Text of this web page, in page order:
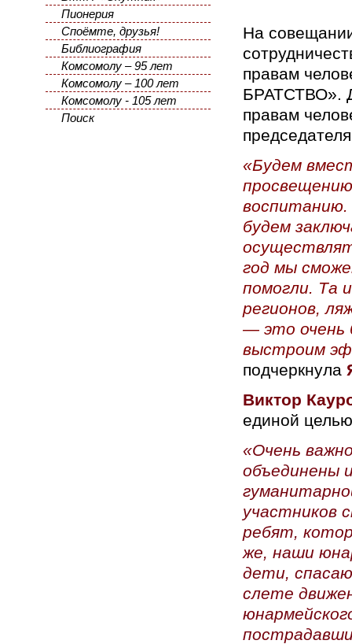
Пионерия
Споёмте, друзья!
Библиография
Комсомолу – 95 лет
Комсомолу – 100 лет
Комсомолу - 105 лет
Поиск
На
правам
БРАТСТВО».
правам
«Будем
воспитанию.
будем
год мы
помогли. Та
регионов,
— это очень
выстроим
подчеркнула
Виктор
единой
«Очень
объединены
участников
ребят,
же, наши
дети,
слете